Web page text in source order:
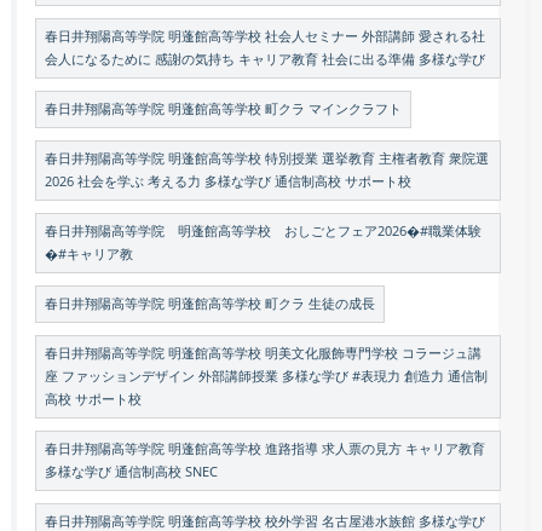
春日井翔陽高等学院 明蓬館高等学校 社会人セミナー 外部講師 愛される社
会人になるために 感謝の気持ち キャリア教育 社会に出る準備 多様な学び
春日井翔陽高等学院 明蓬館高等学校 町クラ マインクラフト
春日井翔陽高等学院 明蓬館高等学校 特別授業 選挙教育 主権者教育 衆院選
2026 社会を学ぶ 考える力 多様な学び 通信制高校 サポート校
春日井翔陽高等学院 明蓬館高等学校 おしごとフェア2026�#職業体験
�#キャリア教
春日井翔陽高等学院 明蓬館高等学校 町クラ 生徒の成長
春日井翔陽高等学院 明蓬館高等学校 明美文化服飾専門学校 コラージュ講
座 ファッションデザイン 外部講師授業 多様な学び #表現力 創造力 通信制
高校 サポート校
春日井翔陽高等学院 明蓬館高等学校 進路指導 求人票の見方 キャリア教育
多様な学び 通信制高校 SNEC
春日井翔陽高等学院 明蓬館高等学校 校外学習 名古屋港水族館 多様な学び